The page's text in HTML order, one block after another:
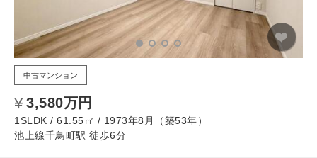
中古マンション
3,580万円
1SLDK / 61.55㎡ / 1973年8月（築53年）
池上線千鳥町駅 徒歩6分